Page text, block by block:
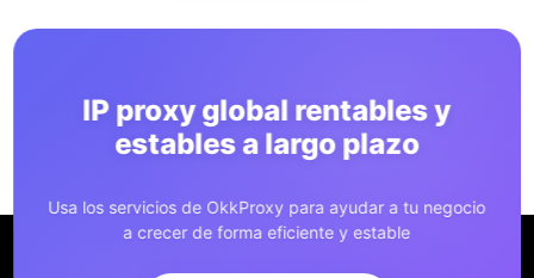
IP proxy global rentables y
estables a largo plazo
Usa los servicios de OkkProxy para ayudar a tu negocio
a crecer de forma eficiente y estable